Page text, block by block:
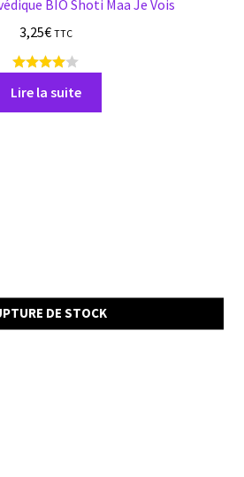
BIO Shoti Maa Je Vois
3,25€ TTC
Lire la suite
DE STOCK